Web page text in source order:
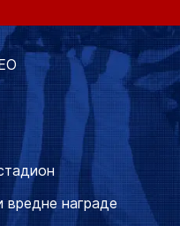
награде